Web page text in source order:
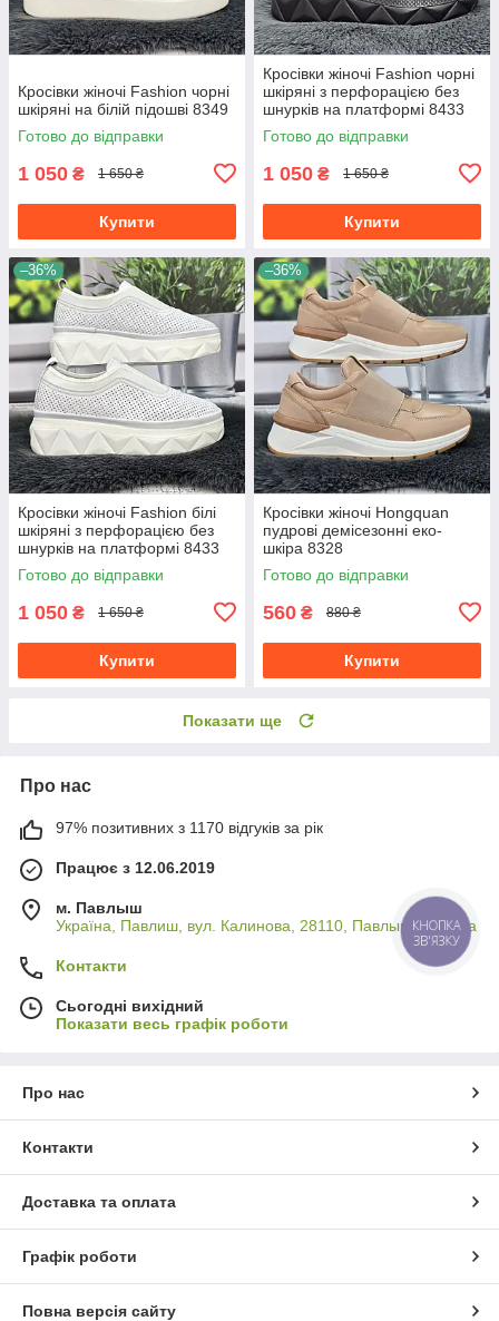
Кросівки жіночі Fashion чорні
шкіряні на білій підошві 8349
Готово до відправки
1 050 ₴ 1 650 ₴
Купити
Кросівки жіночі Fashion чорні
шкіряні з перфорацією без
шнурків на платформі 8433
Готово до відправки
1 050 ₴ 1 650 ₴
Купити
–36%
Кросівки жіночі Fashion білі
шкіряні з перфорацією без
шнурків на платформі 8433
Готово до відправки
1 050 ₴ 1 650 ₴
Купити
–36%
Кросівки жіночі Hongquan
пудрові демісезонні еко-
шкіра 8328
Готово до відправки
560 ₴ 880 ₴
Купити
Показати ще
Про нас
97% позитивних з 1170 відгуків за рік
Працює з 12.06.2019
м. Павлыш
Україна, Павлиш, вул. Калинова, 28110, Павлыш, Україна
Контакти
Сьогодні вихідний
Показати весь графік роботи
Про нас
Контакти
Доставка та оплата
Графік роботи
Повна версія сайту
КНОПКА
ЗВ'ЯЗКУ